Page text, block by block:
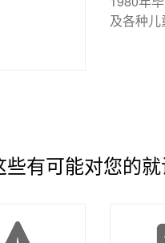
及各种儿
些有可能对您的